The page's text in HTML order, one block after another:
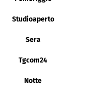
Studioaperto
Sera
Tgcom24
Notte